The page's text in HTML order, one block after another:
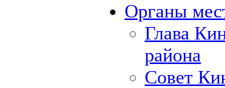
Органы
Глава
района
Совет